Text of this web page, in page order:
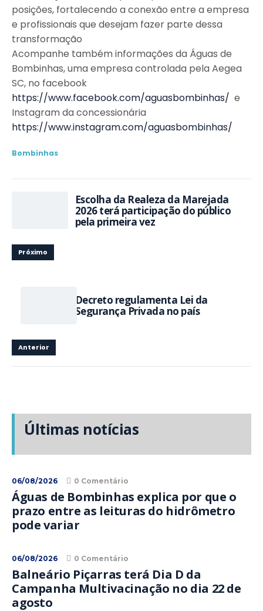
posições, fortalecendo a conexão entre a empresa
e profissionais que desejam fazer parte dessa
transformação
Acompanhe também informações da Águas de
Bombinhas, uma empresa controlada pela Aegea
SC, no facebook
https://www.facebook.com/aguasbombinhas/ e
Instagram da concessionária
https://www.instagram.com/aguasbombinhas/
Bombinhas
Escolha da Realeza da Marejada
2026 terá participação do público
pela primeira vez
Próximo
Decreto regulamenta Lei da
Segurança Privada no país
Anterior
Últimas notícias
06/08/2026 0 Comentário
Águas de Bombinhas explica por que o
prazo entre as leituras do hidrômetro
pode variar
06/08/2026 0 Comentário
Balneário Piçarras terá Dia D da
Campanha Multivacinação no dia 22 de
agosto